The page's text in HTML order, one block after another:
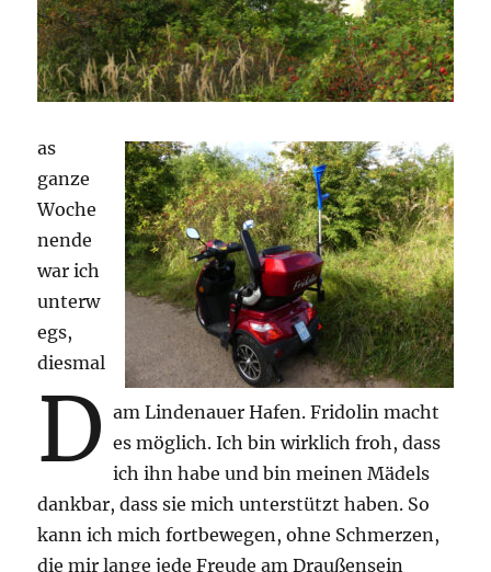
D
as
ganze
Woche
nende
war ich
unterw
egs,
diesmal
am Lindenauer Hafen. Fridolin macht
es möglich. Ich bin wirklich froh, dass
ich ihn habe und bin meinen Mädels
dankbar, dass sie mich unterstützt haben. So
kann ich mich fortbewegen, ohne Schmerzen,
die mir lange jede Freude am Draußensein